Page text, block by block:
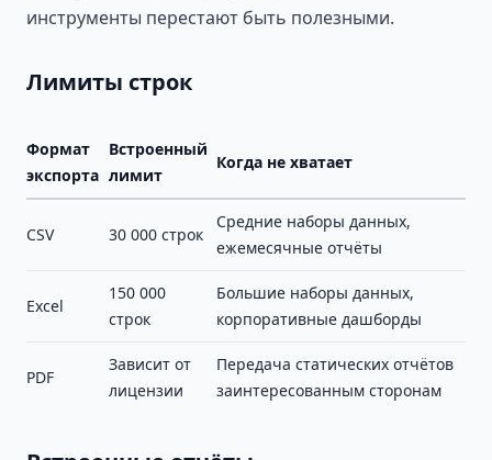
инструменты перестают быть полезными.
Лимиты строк
Формат
экспорта
Встроенный
лимит
Когда не хватает
CSV 30 000 строк
Средние наборы данных,
ежемесячные отчёты
Excel
150 000
строк
Большие наборы данных,
корпоративные дашборды
PDF
Зависит от
лицензии
Передача статических отчётов
заинтересованным сторонам